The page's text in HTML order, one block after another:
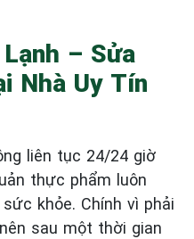
– Sửa
Nhà Uy Tín
liên tục 24/24 giờ
thực phẩm luôn
khỏe. Chính vì phải
sau một thời gian